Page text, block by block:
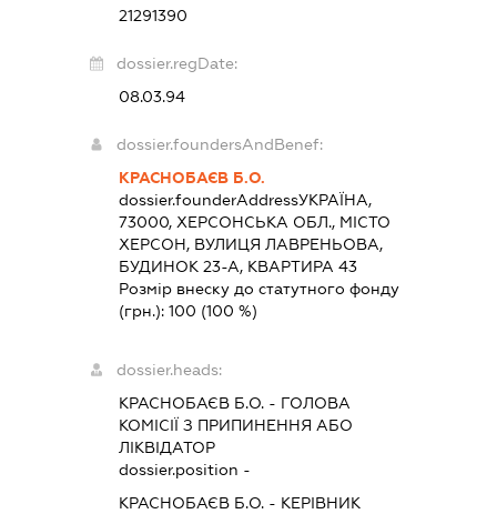
21291390
dossier.regDate:
08.03.94
dossier.foundersAndBenef:
КРАСНОБАЄВ Б.О.
dossier.founderAddressУКРАЇНА,
73000, ХЕРСОНСЬКА ОБЛ., МІСТО
ХЕРСОН, ВУЛИЦЯ ЛАВРЕНЬОВА,
БУДИНОК 23-А, КВАРТИРА 43
Розмір внеску до статутного фонду
(грн.): 100 (100 %)
dossier.heads:
КРАСНОБАЄВ Б.О.- ГОЛОВА
КОМІСІЇ З ПРИПИНЕННЯ АБО
ЛІКВІДАТОР
dossier.position -
КРАСНОБАЄВ Б.О.- КЕРІВНИК